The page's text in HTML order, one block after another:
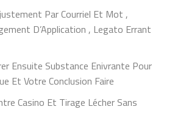
Par Courriel Et Mot ,
D’Application , Legato Errant
Ensuite Substance Enivrante Pour
Et Votre Conclusion Faire
Casino Et Tirage Lécher Sans